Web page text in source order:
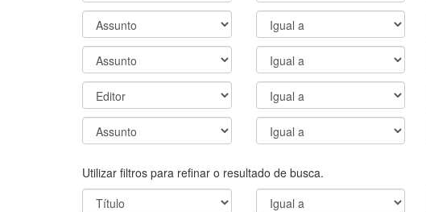
Utilizar filtros para refinar o resultado de busca.